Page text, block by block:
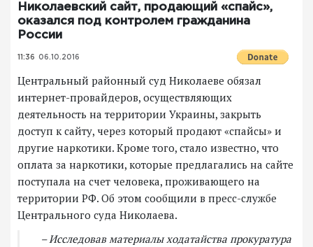
Николаевский сайт, продающий «спайс»,
оказался под контролем гражданина
России
11:36 06.10.2016
Центральный районный суд Николаеве обязал
интернет-провайдеров, осуществляющих
деятельность на территории Украины, закрыть
доступ к сайту, через который продают «спайсы» и
другие наркотики. Кроме того, стало известно, что
оплата за наркотики, которые предлагались на сайте
поступала на счет человека, проживающего на
территории РФ. Об этом сообщили в пресс-службе
Центрального суда Николаева.
– Исследовав материалы ходатайства прокуратура